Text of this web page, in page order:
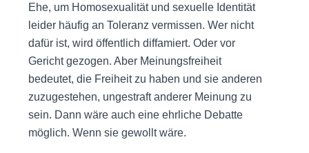
Ehe, um Homosexualität und sexuelle Identität
leider häufig an Toleranz vermissen. Wer nicht
dafür ist, wird öffentlich diffamiert. Oder vor
Gericht gezogen. Aber Meinungsfreiheit
bedeutet, die Freiheit zu haben und sie anderen
zuzugestehen, ungestraft anderer Meinung zu
sein. Dann wäre auch eine ehrliche Debatte
möglich. Wenn sie gewollt wäre.